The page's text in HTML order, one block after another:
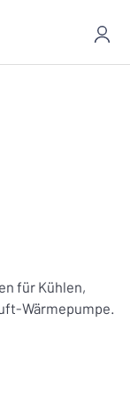
für Kühlen,
Wärmepumpe.